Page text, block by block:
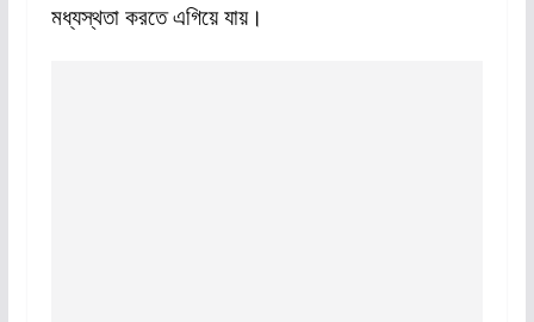
মধ্যস্থতা করতে এগিয়ে যায়।